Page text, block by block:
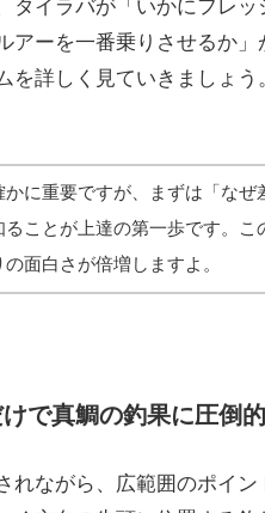
バでは釣り座によって釣果
に重要ですが、まずは「なぜ